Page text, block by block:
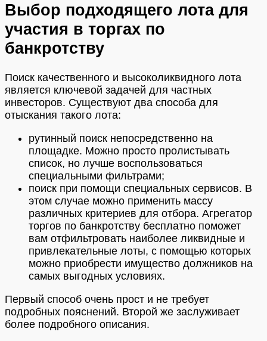
Выбор подходящего лота для
участия в торгах по
банкротству
Поиск качественного и высоколиквидного лота
является ключевой задачей для частных
инвесторов. Существуют два способа для
отыскания такого лота:
рутинный поиск непосредственно на
площадке. Можно просто пролистывать
список, но лучше воспользоваться
специальными фильтрами;
поиск при помощи специальных сервисов. В
этом случае можно применить массу
различных критериев для отбора. Агрегатор
торгов по банкротству бесплатно поможет
вам отфильтровать наиболее ликвидные и
привлекательные лоты, с помощью которых
можно приобрести имущество должников на
самых выгодных условиях.
Первый способ очень прост и не требует
подробных пояснений. Второй же заслуживает
более подробного описания.